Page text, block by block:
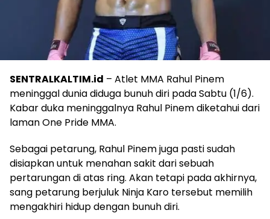
SENTRALKALTIM.id – Atlet MMA Rahul Pinem
meninggal dunia diduga bunuh diri pada Sabtu (1/6).
Kabar duka meninggalnya Rahul Pinem diketahui dari
laman One Pride MMA.
Sebagai petarung, Rahul Pinem juga pasti sudah
disiapkan untuk menahan sakit dari sebuah
pertarungan di atas ring. Akan tetapi pada akhirnya,
sang petarung berjuluk Ninja Karo tersebut memilih
mengakhiri hidup dengan bunuh diri.